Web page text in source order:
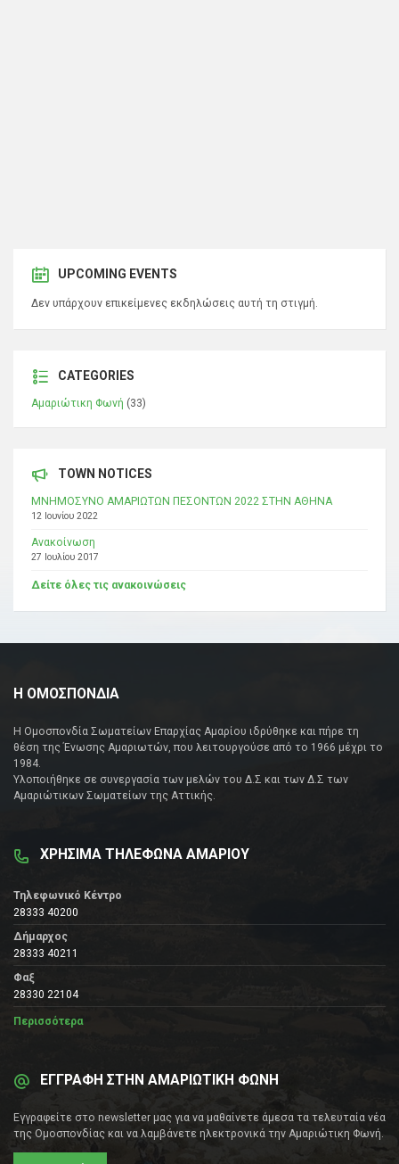
UPCOMING EVENTS
Δεν υπάρχουν επικείμενες εκδηλώσεις αυτή τη στιγμή.
CATEGORIES
Αμαριώτικη Φωνή (33)
TOWN NOTICES
ΜΝΗΜΟΣΥΝΟ ΑΜΑΡΙΩΤΩΝ ΠΕΣΟΝΤΩΝ 2022 ΣΤΗΝ ΑΘΗΝΑ
12 Ιουνίου 2022
Ανακοίνωση
27 Ιουλίου 2017
Δείτε όλες τις ανακοινώσεις
Η ΟΜΟΣΠΟΝΔΙΑ
Η Ομοσπονδία Σωματείων Επαρχίας Αμαρίου ιδρύθηκε και πήρε τη
θέση της Ένωσης Αμαριωτών, που λειτουργούσε από το 1966 μέχρι το
1984.
Υλοποιήθηκε σε συνεργασία των μελών του Δ.Σ και των Δ.Σ των
Αμαριώτικων Σωματείων της Αττικής.
ΧΡΗΣΙΜΑ ΤΗΛΕΦΩΝΑ ΑΜΑΡΙΟΥ
Τηλεφωνικό Κέντρο
28333 40200
Δήμαρχος
28333 40211
Φαξ
28330 22104
Περισσότερα
ΕΓΓΡΑΦΗ ΣΤΗΝ ΑΜΑΡΙΩΤΙΚΗ ΦΩΝΗ
Εγγραφείτε στο newsletter μας για να μαθαίνετε άμεσα τα τελευταία νέα
της Ομοσπονδίας και να λαμβάνετε ηλεκτρονικά την Αμαριώτικη Φωνή.